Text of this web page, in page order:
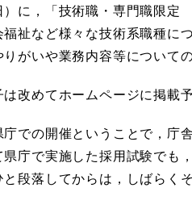
）に，「技術職・専門職限
祉など様々な技術系職種に
がいや業務内容等について
改めてホームページに掲載
での開催ということで，庁
庁で実施した採用試験でも
段落してからは，しばらく